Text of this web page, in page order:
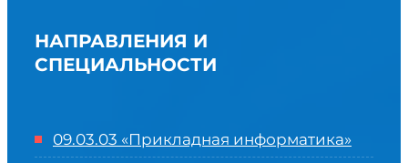
НАПРАВЛЕНИЯ И
СПЕЦИАЛЬНОСТИ
09.03.03 «Прикладная информатика»